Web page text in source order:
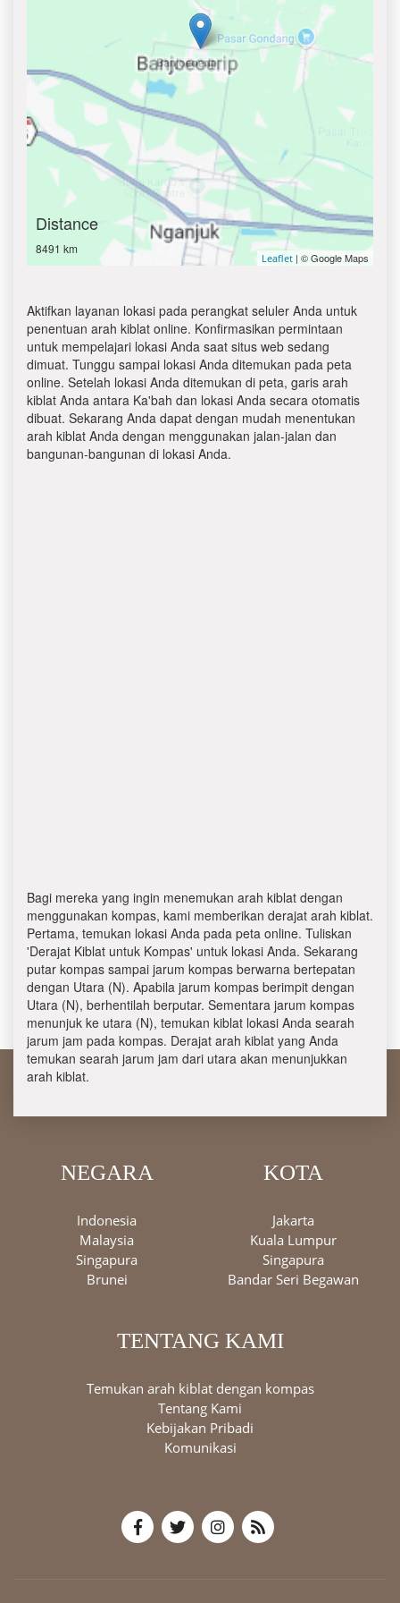
Distance
8491 km
Leaflet | © Google Maps
Aktifkan layanan lokasi pada perangkat seluler Anda untuk
penentuan arah kiblat online. Konfirmasikan permintaan
untuk mempelajari lokasi Anda saat situs web sedang
dimuat. Tunggu sampai lokasi Anda ditemukan pada peta
online. Setelah lokasi Anda ditemukan di peta, garis arah
kiblat Anda antara Ka'bah dan lokasi Anda secara otomatis
dibuat. Sekarang Anda dapat dengan mudah menentukan
arah kiblat Anda dengan menggunakan jalan-jalan dan
bangunan-bangunan di lokasi Anda.
Bagi mereka yang ingin menemukan arah kiblat dengan
menggunakan kompas, kami memberikan derajat arah kiblat.
Pertama, temukan lokasi Anda pada peta online. Tuliskan
'Derajat Kiblat untuk Kompas' untuk lokasi Anda. Sekarang
putar kompas sampai jarum kompas berwarna bertepatan
dengan Utara (N). Apabila jarum kompas berimpit dengan
Utara (N), berhentilah berputar. Sementara jarum kompas
menunjuk ke utara (N), temukan kiblat lokasi Anda searah
jarum jam pada kompas. Derajat arah kiblat yang Anda
temukan searah jarum jam dari utara akan menunjukkan
arah kiblat.
NEGARA
Indonesia
Malaysia
Singapura
Brunei
KOTA
Jakarta
Kuala Lumpur
Singapura
Bandar Seri Begawan
TENTANG KAMI
Temukan arah kiblat dengan kompas
Tentang Kami
Kebijakan Pribadi
Komunikasi